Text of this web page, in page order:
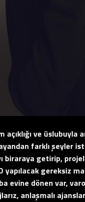
açıklığı ve
farklı şeyler
biraraya getirip,
yapılacak gereksiz
evine dönen var,
anlaşmalı